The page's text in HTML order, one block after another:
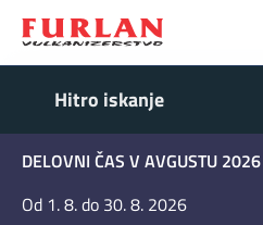
DELOVNI ČAS V AVGUSTU 2026
Od 1. 8. do 30. 8. 2026